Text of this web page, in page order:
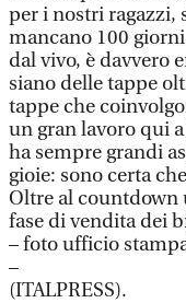
per i nostri ragazzi,
mancano 100
dal vivo, è davvero
siano delle tappe
tappe che
un gran lavoro qui
ha sempre grandi
gioie: sono certa
Oltre al countdown
fase di vendita dei
– foto ufficio
–
(ITALPRESS).